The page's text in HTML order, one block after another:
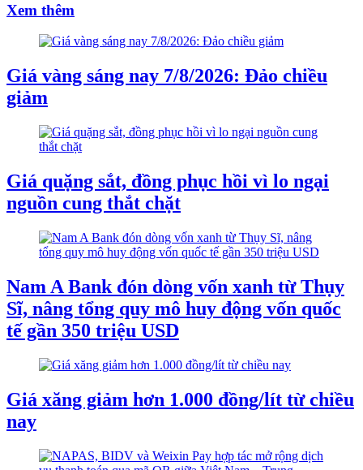
Xem thêm
Giá vàng sáng nay 7/8/2026: Đảo chiều
giảm
Giá quặng sắt, đồng phục hồi vì lo ngại
nguồn cung thắt chặt
Nam A Bank đón dòng vốn xanh từ Thụy
Sĩ, nâng tổng quy mô huy động vốn quốc
tế gần 350 triệu USD
Giá xăng giảm hơn 1.000 đồng/lít từ chiều
nay